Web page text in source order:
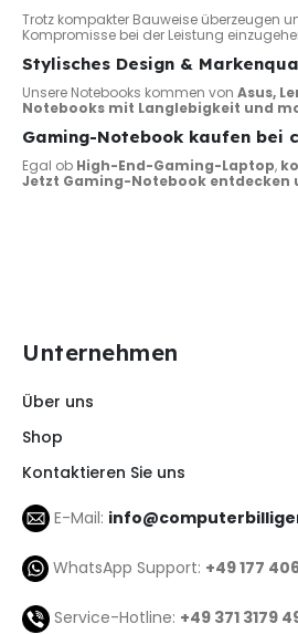
Trotz kompakter Bauweise überzeugen
Kompromisse bei der Leistung
Stylisches Design &
Unsere Notebooks kommen von Asus,
Notebooks mit Langlebigkeit und
Gaming-Notebook kaufen bei
Egal ob High-End-Gaming-Laptop,
Jetzt Gaming-Notebook entdecken
Unternehmen
Über uns
Shop
Kontaktieren Sie uns
E-Mail:
WhatsApp Support: +49 177
Service-Hotline: +49 371 3179